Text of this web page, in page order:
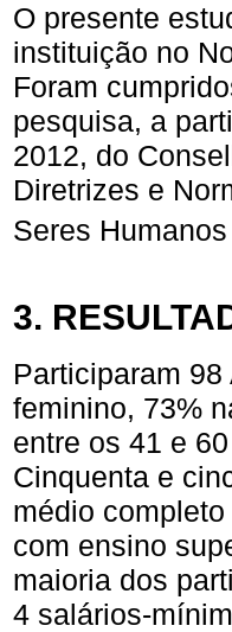
O presente
instituição no
Foram
pesquisa, a
2012, do
Diretrizes e
Seres
3.
Participaram
feminino, 73%
entre os 41 e
Cinquenta e
médio
com ensino
maioria dos
4 salários-